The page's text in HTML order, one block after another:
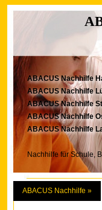
ABACUS Nachhilfe
ABACUS Nachhilfe
ABACUS Nachhilfe
ABACUS Nachhilfe
ABACUS Nachhilfe
Nachhilfe für Schule,
ABACUS Nachhilfe »